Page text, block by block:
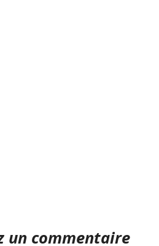
un commentaire